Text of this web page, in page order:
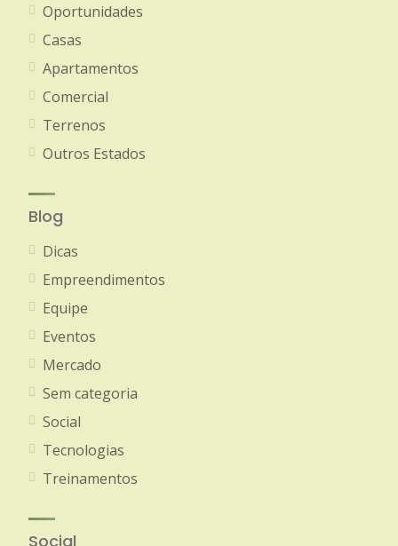
Oportunidades
Casas
Apartamentos
Comercial
Terrenos
Outros Estados
Blog
Dicas
Empreendimentos
Equipe
Eventos
Mercado
Sem categoria
Social
Tecnologias
Treinamentos
Social